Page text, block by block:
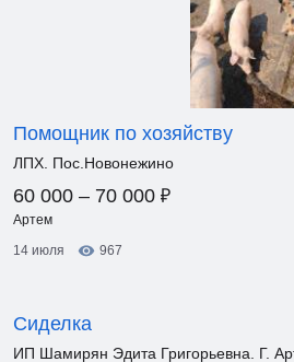
Помощник по хозяйству
ЛПХ. Пос.Новонежино
60 000 – 70 000 ₽
Артем
14 июля
967
Сиделка
ИП Шамирян Эдита Григорьевна. Г.